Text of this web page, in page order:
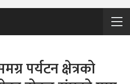
पर्यटन क्षेत्रको